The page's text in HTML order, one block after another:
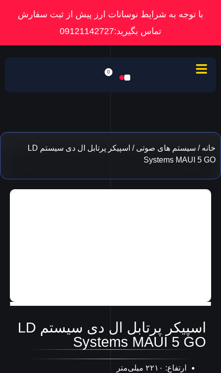
با توجه به شرایط نوسانات ارز پیش از ثبت سفارش
تماس بگیرید:09121142727
0
خانه / سیستم های صوتی
/ اسپیکر پرتابل ال دی سیستم LD
Systems MAUI 5 GO
اسپیکر پرتابل ال دی سیستم LD
Systems MAUI 5 GO
ارتفاع: ۲۲۱۰ میلی‌متر